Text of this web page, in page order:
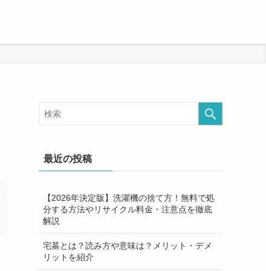
最近の投稿
【2026年決定版】洗濯機の捨て方！無料で処
分する方法やリサイクル料金・注意点を徹底
解説
宅墓とは？読み方や意味は？メリット・デメ
リットを紹介